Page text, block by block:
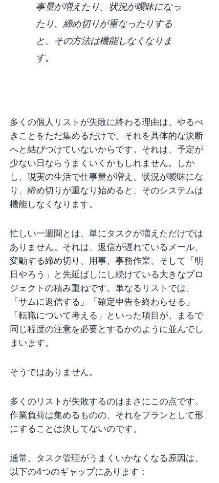
事量が増えたり、状況が曖昧になっ
たり、締め切りが重なったりする
と、その方法は機能しなくなりま
す。
多くの個人リストが失敗に終わる理由は、やるべ
きことをただ集めるだけで、それを具体的な決断
へと結びつけていないからです。それは、予定が
少ない日ならうまくいくかもしれません。しか
し、現実の生活で仕事量が増え、状況が曖昧にな
り、締め切りが重なり始めると、そのシステムは
機能しなくなります。
忙しい一週間とは、単にタスクが増えただけでは
ありません。それは、返信が遅れているメール、
変動する締め切り、用事、事務作業、そして「明
日やろう」と先延ばしにし続けている大きなプロ
ジェクトの積み重ねです。単なるリストでは、
「サムに返信する」「確定申告を終わらせる」
「転職について考える」といった項目が、まるで
同じ程度の注意を必要とするかのように並んでし
まいます。
そうではありません。
多くのリストが失敗するのはまさにこの点です。
作業負荷は集めるものの、それをプランとして形
にすることは決してないのです。
通常、タスク管理がうまくいかなくなる原因は、
以下の4つのギャップにあります：